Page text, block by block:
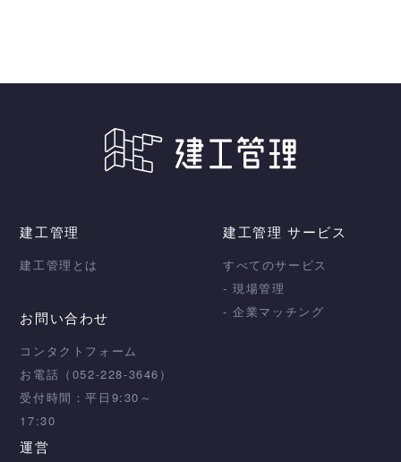
建工管理
建工管理とは
お問い合わせ
コンタクトフォーム
お電話（052-228-3646）
受付時間：平日9:30～
17:30
建工管理 サービス
すべてのサービス
- 現場管理
- 企業マッチング
運営